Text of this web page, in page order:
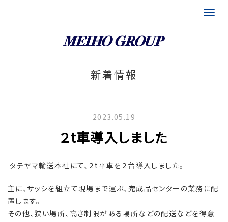
新着情報
2023.05.19
２t車導入しました
タテヤマ輸送本社にて、２t平車を２台導入しました。
主に、サッシを組立て現場まで運ぶ、完成品センターの業務に配
置します。
その他、狭い場所、高さ制限がある場所などの配送などを得意